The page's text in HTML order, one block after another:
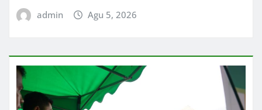
admin Agu 5, 2026